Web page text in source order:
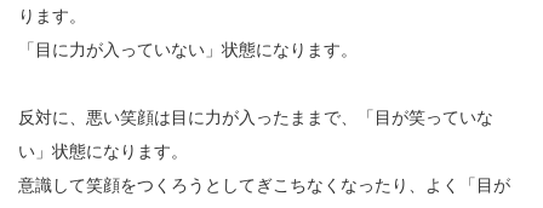
ります。
「目に力が入っていない」状態になります。
反対に、悪い笑顔は目に力が入ったままで、「目が笑っていな
い」状態になります。
意識して笑顔をつくろうとしてぎこちなくなったり、よく「目が